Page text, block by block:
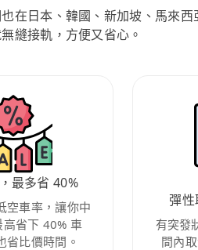
在日本、韓國、新加坡、馬來
縫接軌，方便又省心。
最多省 40%
空車率，讓你中
省下 40% 車
省比價時間。
彈
有突發
間內